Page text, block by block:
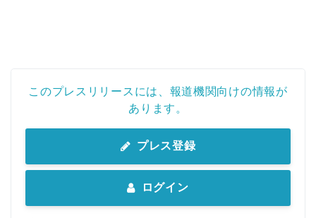
このプレスリリースには、報道機関向けの情報が
あります。
プレス登録
ログイン